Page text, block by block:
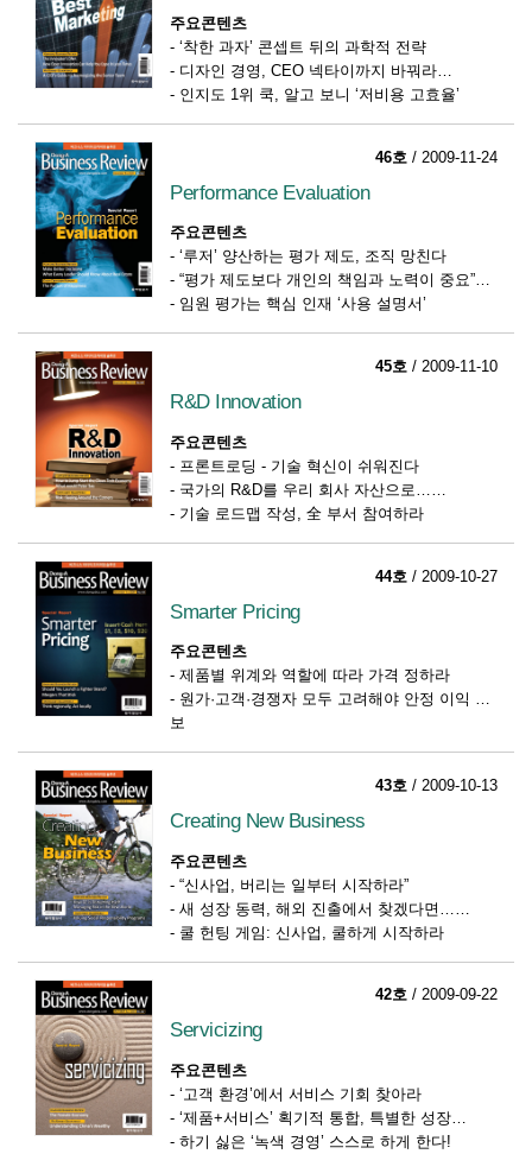
주요콘텐츠
-‘착한 과자’ 콘셉트 뒤의 과학적 전략
- 디자인 경영, CEO 넥타이까지 바꿔라
- 인지도 1위 쿡, 알고 보니 ‘저비용 고효율’
46호 / 2009-11-24
Performance Evaluation
주요콘텐츠
-‘루저’ 양산하는 평가 제도, 조직 망친다
-“평가 제도보다 개인의 책임과 노력이 중요”
- 임원 평가는 핵심 인재 ‘사용 설명서’
45호 / 2009-11-10
R&D Innovation
주요콘텐츠
- 프론트로딩 - 기술 혁신이 쉬워진다
- 국가의 R&D를 우리 회사 자산으로…
- 기술 로드맵 작성, 全 부서 참여하라
44호 / 2009-10-27
Smarter Pricing
주요콘텐츠
-제품별 위계와 역할에 따라 가격 정하라
- 원가·고객·경쟁자 모두 고려해야 안정 이익 확
보
43호 / 2009-10-13
Creating New Business
주요콘텐츠
-“신사업, 버리는 일부터 시작하라”
-새 성장 동력, 해외 진출에서 찾겠다면…
- 쿨 헌팅 게임: 신사업, 쿨하게 시작하라
42호 / 2009-09-22
Servicizing
주요콘텐츠
-‘고객 환경’에서 서비스 기회 찾아라
-‘제품+서비스’ 획기적 통합, 특별한 성장
-하기 싫은 ‘녹색 경영’ 스스로 하게 한다!